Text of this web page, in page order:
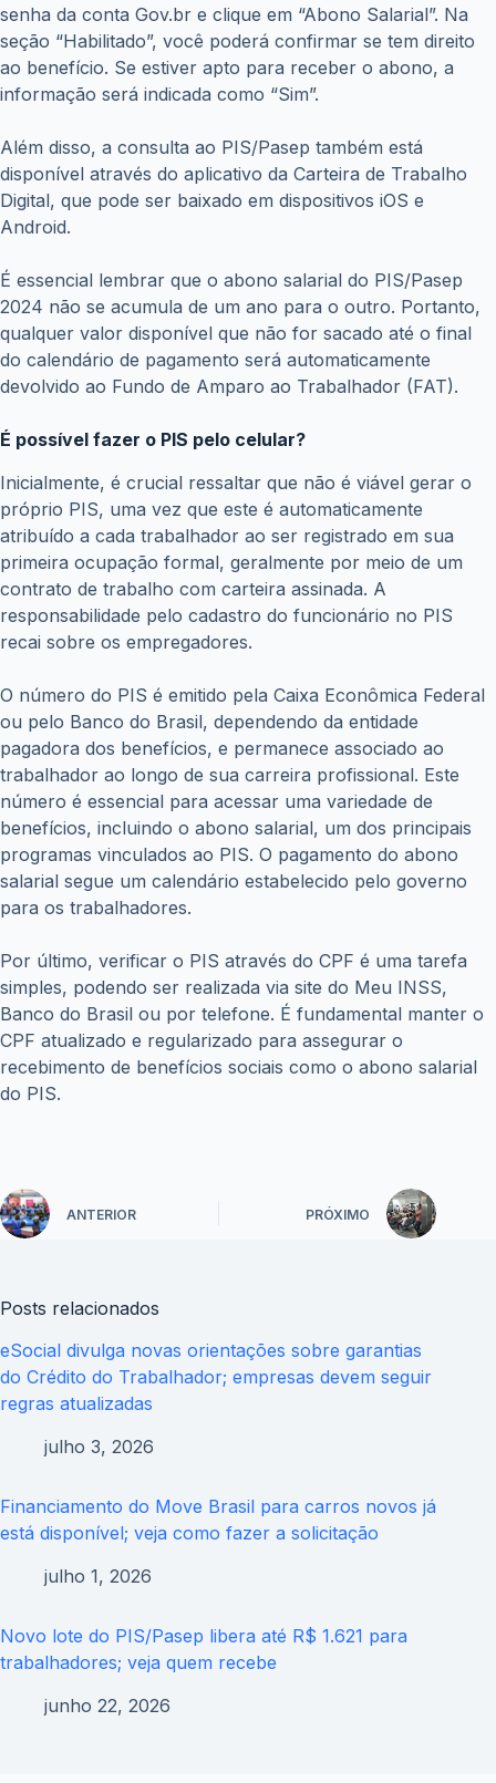
senha da conta Gov.br e clique em “Abono Salarial”. Na
seção “Habilitado”, você poderá confirmar se tem direito
ao benefício. Se estiver apto para receber o abono, a
informação será indicada como “Sim”.
Além disso, a consulta ao PIS/Pasep também está
disponível através do aplicativo da Carteira de Trabalho
Digital, que pode ser baixado em dispositivos iOS e
Android.
É essencial lembrar que o abono salarial do PIS/Pasep
2024 não se acumula de um ano para o outro. Portanto,
qualquer valor disponível que não for sacado até o final
do calendário de pagamento será automaticamente
devolvido ao Fundo de Amparo ao Trabalhador (FAT).
É possível fazer o PIS pelo celular?
Inicialmente, é crucial ressaltar que não é viável gerar o
próprio PIS, uma vez que este é automaticamente
atribuído a cada trabalhador ao ser registrado em sua
primeira ocupação formal, geralmente por meio de um
contrato de trabalho com carteira assinada. A
responsabilidade pelo cadastro do funcionário no PIS
recai sobre os empregadores.
O número do PIS é emitido pela Caixa Econômica Federal
ou pelo Banco do Brasil, dependendo da entidade
pagadora dos benefícios, e permanece associado ao
trabalhador ao longo de sua carreira profissional. Este
número é essencial para acessar uma variedade de
benefícios, incluindo o abono salarial, um dos principais
programas vinculados ao PIS. O pagamento do abono
salarial segue um calendário estabelecido pelo governo
para os trabalhadores.
Por último, verificar o PIS através do CPF é uma tarefa
simples, podendo ser realizada via site do Meu INSS,
Banco do Brasil ou por telefone. É fundamental manter o
CPF atualizado e regularizado para assegurar o
recebimento de benefícios sociais como o abono salarial
do PIS.
ANTERIOR PRÓXIMO
Posts relacionados
eSocial divulga novas orientações sobre garantias
do Crédito do Trabalhador; empresas devem seguir
regras atualizadas
julho 3, 2026
Financiamento do Move Brasil para carros novos já
está disponível; veja como fazer a solicitação
julho 1, 2026
Novo lote do PIS/Pasep libera até R$ 1.621 para
trabalhadores; veja quem recebe
junho 22, 2026